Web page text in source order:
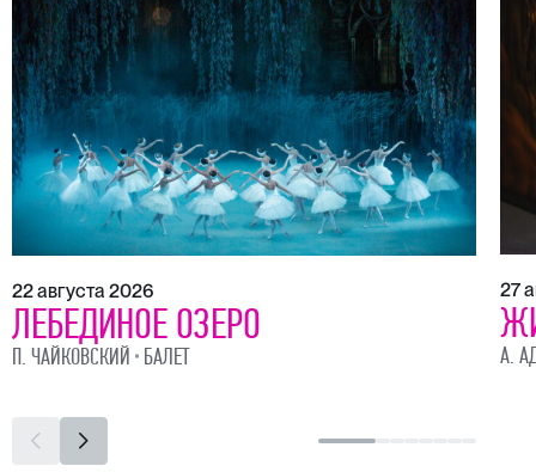
22 августа 2026
ЛЕБЕДИНОЕ ОЗЕРО
П. ЧАЙКОВСКИЙ БАЛЕТ
27
А.